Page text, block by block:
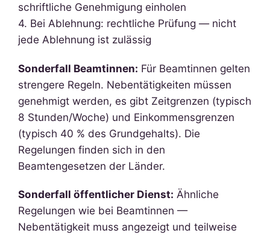
schriftliche Genehmigung einholen
4. Bei Ablehnung: rechtliche Prüfung — nicht
jede Ablehnung ist zulässig
Sonderfall Beamtinnen: Für Beamtinnen gelten
strengere Regeln. Nebentätigkeiten müssen
genehmigt werden, es gibt Zeitgrenzen (typisch
8 Stunden/Woche) und Einkommensgrenzen
(typisch 40 % des Grundgehalts). Die
Regelungen finden sich in den
Beamtengesetzen der Länder.
Sonderfall öffentlicher Dienst: Ähnliche
Regelungen wie bei Beamtinnen —
Nebentätigkeit muss angezeigt und teilweise